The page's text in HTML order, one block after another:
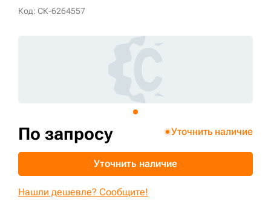
Код: СК-6264557
По запросу Уточнить наличие
Уточнить наличие
Нашли дешевле? Сообщите!
3D тур по производству